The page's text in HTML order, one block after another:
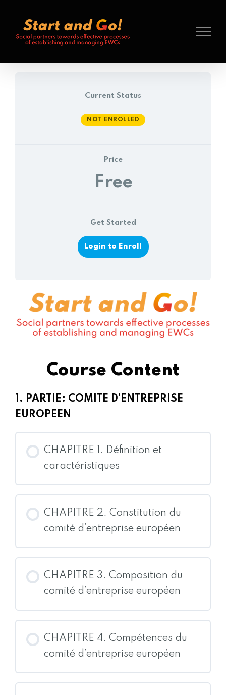
content
Current Status
NOT ENROLLED
Price
Free
Get Started
Login to Enroll
Course Content
1. PARTIE: COMITE D’ENTREPRISE
EUROPEEN
CHAPITRE 1. Définition et
caractéristiques
CHAPITRE 2. Constitution du
comité d’entreprise européen
CHAPITRE 3. Composition du
comité d’entreprise européen
CHAPITRE 4. Compétences du
comité d’entreprise européen